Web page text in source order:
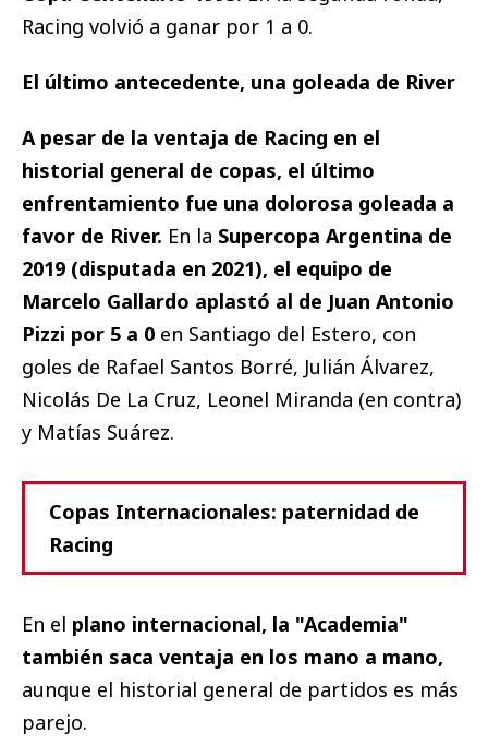
Racing volvió a ganar por 1 a 0.
El último antecedente, una goleada de River
A pesar de la ventaja de Racing en el
historial general de copas, el último
enfrentamiento fue una dolorosa goleada a
favor de River. En la Supercopa Argentina de
2019 (disputada en 2021), el equipo de
Marcelo Gallardo aplastó al de Juan Antonio
Pizzi por 5 a 0 en Santiago del Estero, con
goles de Rafael Santos Borré, Julián Álvarez,
Nicolás De La Cruz, Leonel Miranda (en contra)
y Matías Suárez.
Copas Internacionales: paternidad de
Racing
En el plano internacional, la "Academia"
también saca ventaja en los mano a mano,
aunque el historial general de partidos es más
parejo.